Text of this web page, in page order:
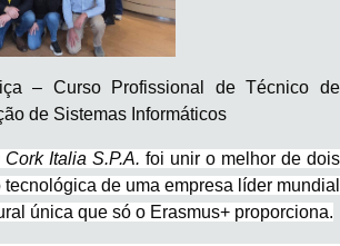
– Curso Profissional de Técnico de
de Sistemas Informáticos
Cork Italia S.P.A. foi unir o melhor de dois
de uma empresa líder mundial
única que só o Erasmus+ proporciona.